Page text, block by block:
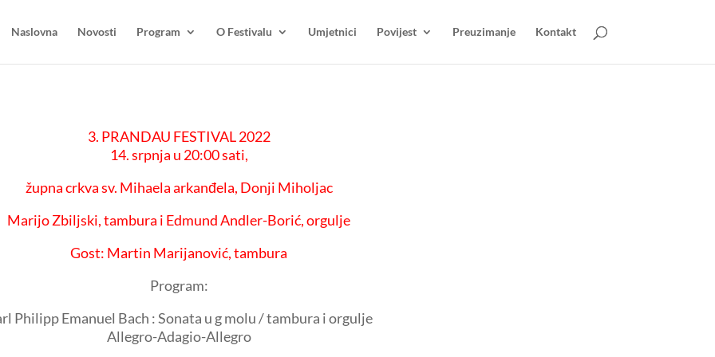
Naslovna Novosti Program O Festivalu Umjetnici Povijest Preuzimanje Kontakt
3. PRANDAU FESTIVAL 2022
14. srpnja u 20:00 sati,
župna crkva sv. Mihaela arkanđela, Donji Miholjac
Marijo Zbiljski, tambura i Edmund Andler-Borić, orgulje
Gost: Martin Marijanović, tambura
Program:
Philipp Emanuel Bach : Sonata u g molu / tambura i orgulje
Allegro-Adagio-Allegro